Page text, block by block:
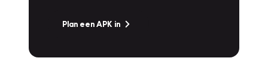
Plan een APK in